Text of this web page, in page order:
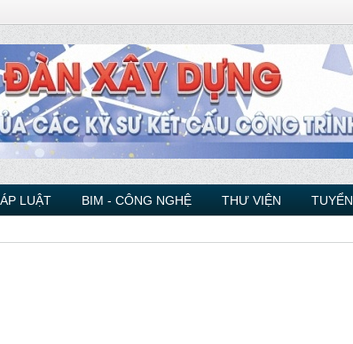
LUẬT BIM - CÔNG NGHỆ THƯ VIỆN